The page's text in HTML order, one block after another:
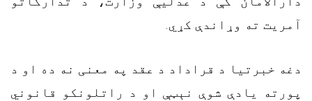
آمریت ته وړاندې کړي.
دغه خبرتیا د قراداد د عقد په معنی نه ده او د
پورته یادې شوې نېټې او د راتلونکو قانوني